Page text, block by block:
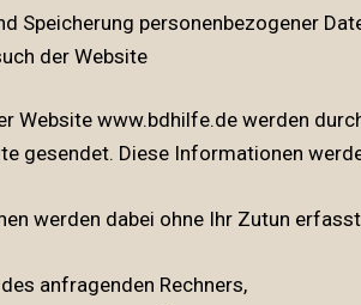
Speicherung personenbezogener
der Website
Website www.bdhilfe.de werden
gesendet. Diese Informationen
werden dabei ohne Ihr Zutun
anfragenden Rechners,